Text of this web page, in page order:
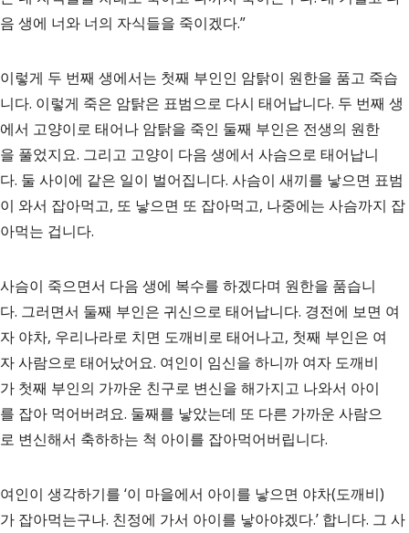
음 생에 너와 너의 자식들을 죽이겠다.”
이렇게 두 번째 생에서는 첫째 부인인 암탉이 원한을 품고 죽습
니다. 이렇게 죽은 암탉은 표범으로 다시 태어납니다. 두 번째 생
에서 고양이로 태어나 암탉을 죽인 둘째 부인은 전생의 원한
을 풀었지요. 그리고 고양이 다음 생에서 사슴으로 태어납니
다. 둘 사이에 같은 일이 벌어집니다. 사슴이 새끼를 낳으면 표범
이 와서 잡아먹고, 또 낳으면 또 잡아먹고, 나중에는 사슴까지 잡
아먹는 겁니다.
사슴이 죽으면서 다음 생에 복수를 하겠다며 원한을 품습니
다. 그러면서 둘째 부인은 귀신으로 태어납니다. 경전에 보면 여
자 야차, 우리나라로 치면 도깨비로 태어나고, 첫째 부인은 여
자 사람으로 태어났어요. 여인이 임신을 하니까 여자 도깨비
가 첫째 부인의 가까운 친구로 변신을 해가지고 나와서 아이
를 잡아 먹어버려요. 둘째를 낳았는데 또 다른 가까운 사람으
로 변신해서 축하하는 척 아이를 잡아먹어버립니다.
여인이 생각하기를 ‘이 마을에서 아이를 낳으면 야차(도깨비)
가 잡아먹는구나. 친정에 가서 아이를 낳아야겠다.’ 합니다. 그 사